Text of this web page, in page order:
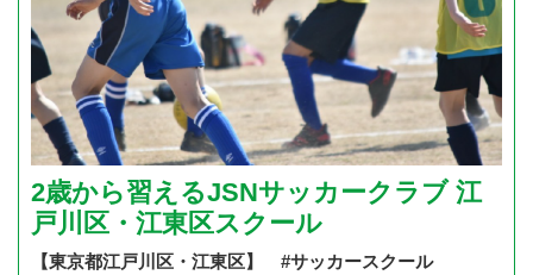
2歳から習えるJSNサッカークラブ 江
戸川区・江東区スクール
【東京都江戸川区・江東区】 #サッカースクール